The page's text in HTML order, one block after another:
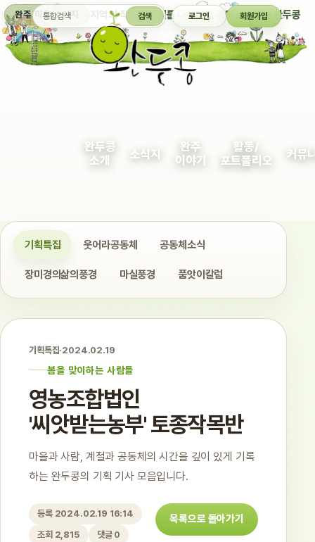
완주 마을 소식지 지역의 작은 이야기를 다정하게 엮어 보여주는 완두콩
통합검색 검색 로그인 회원가입
완두콩
소개
소식지
완주
이야기
활동/
포트폴리오
커뮤
기획특집 웃어라공동체 공동체소식
장미경의삶의풍경 마실풍경 품앗이칼럼
기획특집·2024.02.19
봄을 맞이하는 사람들
영농조합법인
'씨앗받는농부' 토종작목반
마을과 사람, 계절과 공동체의 시간을 깊이 있게 기록
하는 완두콩의 기획 기사 모음입니다.
등록 2024.02.19 16:14
조회 2,815
댓글 0
목록으로 돌아가기